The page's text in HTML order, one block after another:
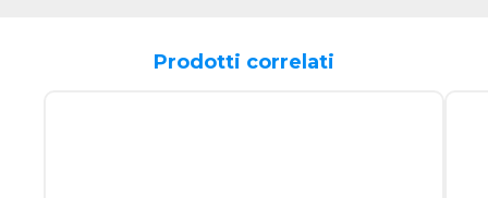
Prodotti correlati